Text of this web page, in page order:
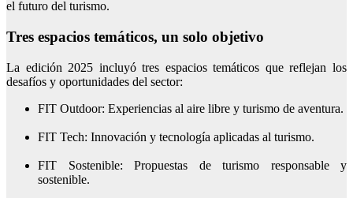
el futuro del turismo.
Tres espacios temáticos, un solo objetivo
La edición 2025 incluyó tres espacios temáticos que reflejan los
desafíos y oportunidades del sector:
FIT Outdoor: Experiencias al aire libre y turismo de aventura.
FIT Tech: Innovación y tecnología aplicadas al turismo.
FIT Sostenible: Propuestas de turismo responsable y
sostenible.